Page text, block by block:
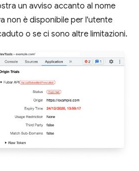
un avviso accanto al nome
non è disponibile per l'utente
o se ci sono altre limitazioni.